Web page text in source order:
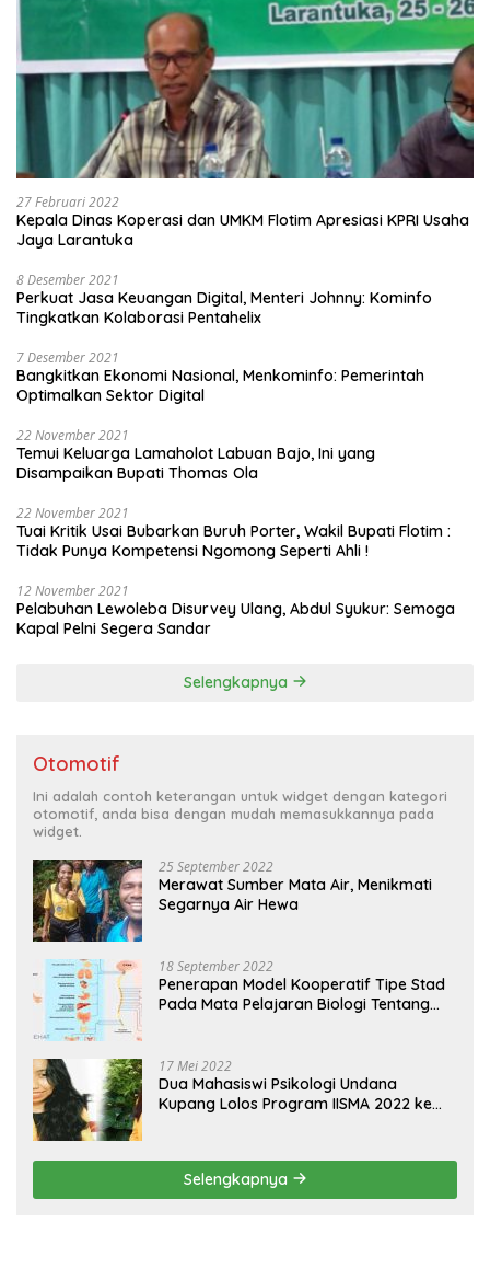
27 Februari 2022
Kepala Dinas Koperasi dan UMKM Flotim Apresiasi KPRI Usaha
Jaya Larantuka
8 Desember 2021
Perkuat Jasa Keuangan Digital, Menteri Johnny: Kominfo
Tingkatkan Kolaborasi Pentahelix
7 Desember 2021
Bangkitkan Ekonomi Nasional, Menkominfo: Pemerintah
Optimalkan Sektor Digital
22 November 2021
Temui Keluarga Lamaholot Labuan Bajo, Ini yang
Disampaikan Bupati Thomas Ola
22 November 2021
Tuai Kritik Usai Bubarkan Buruh Porter, Wakil Bupati Flotim :
Tidak Punya Kompetensi Ngomong Seperti Ahli !
12 November 2021
Pelabuhan Lewoleba Disurvey Ulang, Abdul Syukur: Semoga
Kapal Pelni Segera Sandar
Selengkapnya
Otomotif
Ini adalah contoh keterangan untuk widget dengan kategori
otomotif, anda bisa dengan mudah memasukkannya pada
widget.
25 September 2022
Merawat Sumber Mata Air, Menikmati
Segarnya Air Hewa
18 September 2022
Penerapan Model Kooperatif Tipe Stad
Pada Mata Pelajaran Biologi Tentang
17 Mei 2022
Dua Mahasiswi Psikologi Undana
Kupang Lolos Program IISMA 2022 ke
Selengkapnya